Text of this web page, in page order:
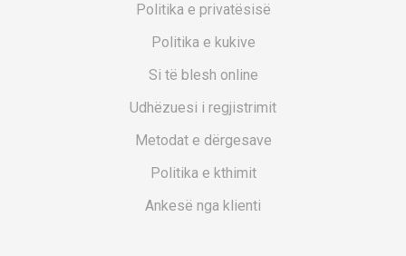
Politika e privatësisë
Politika e kukive
Si të blesh online
Udhëzuesi i regjistrimit
Metodat e dërgesave
Politika e kthimit
Ankesë nga klienti